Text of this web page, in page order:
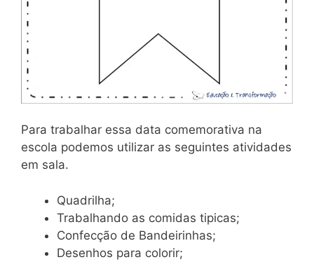
Para trabalhar essa data comemorativa na
escola podemos utilizar as seguintes atividades
em sala.
Quadrilha;
Trabalhando as comidas tipicas;
Confecção de Bandeirinhas;
Desenhos para colorir;